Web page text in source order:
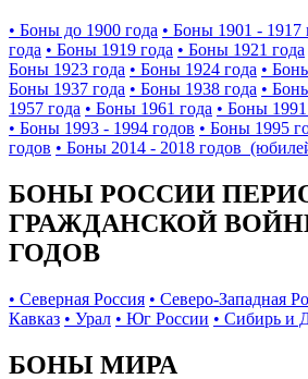
• Боны до 1900 года • Боны 1901 - 1917
года • Боны 1919 года • Боны 1921 года
Боны 1923 года • Боны 1924 года •
Боны 1937 года • Боны 1938 года •
1957 года • Боны 1961 года • Боны 1991
• Боны 1993 - 1994 годов • Боны 1995
годов • Боны 2014 - 2018 годов
БОНЫ РОССИИ
ГРАЖДАНСКОЙ ВОЙНЫ
ГОДОВ
• Северная Россия • Северо-Западная
Кавказ • Урал • Юг России • Сибирь и
БОНЫ МИРА